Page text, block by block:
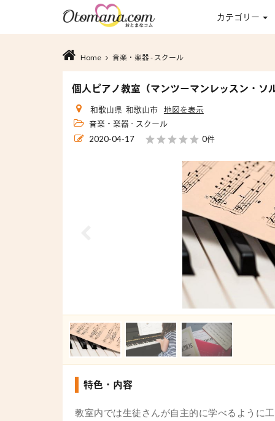
カテゴリー
Home 音楽・楽器 - スクール
個人ピアノ教室（マンツーマンレッスン・ソ
和歌山県 和歌山市
地図を表示
音楽・楽器 - スクール
2020-04-17
0件
特色・内容
教室内では生徒さんが自主的に学べるように